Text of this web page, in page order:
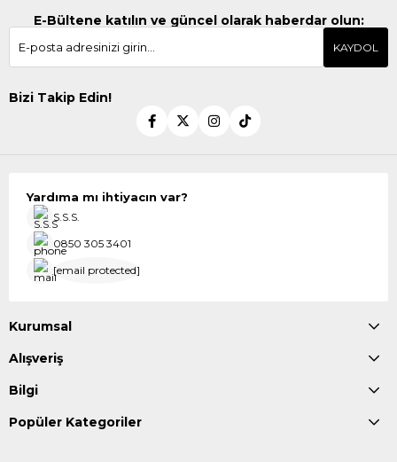
E-Bültene katılın ve güncel olarak haberdar olun:
KAYDOL
Bizi Takip Edin!
Yardıma mı ihtiyacın var?
S.S.S.
0850 305 3401
[email protected]
Kurumsal
Alışveriş
Bilgi
Popüler Kategoriler